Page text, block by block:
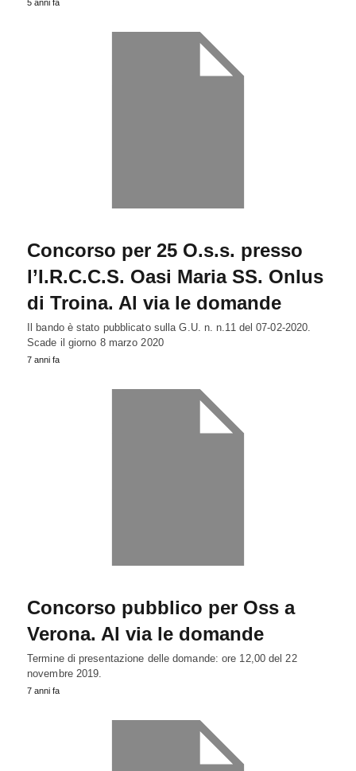
5 anni fa
Concorso per 25 O.s.s. presso
l’I.R.C.C.S. Oasi Maria SS. Onlus
di Troina. Al via le domande
Il bando è stato pubblicato sulla G.U. n. n.11 del 07-02-2020.
Scade il giorno 8 marzo 2020
7 anni fa
Concorso pubblico per Oss a
Verona. Al via le domande
Termine di presentazione delle domande: ore 12,00 del 22
novembre 2019.
7 anni fa